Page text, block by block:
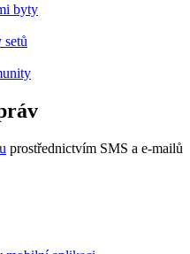
byty
setů
prostřednictvím SMS a e-mailů